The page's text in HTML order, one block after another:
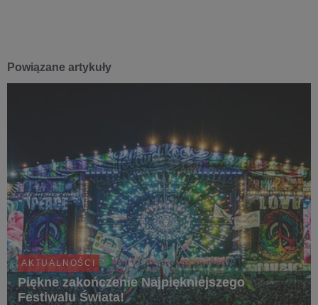
Powiązane artykuły
AKTUALNOŚCI
Piękne zakończenie Najpiękniejszego
Festiwalu Świata!